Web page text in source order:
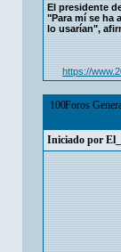
El presidente
"Para mí se ha
lo usarían",
https://
100Foros
Iniciado por